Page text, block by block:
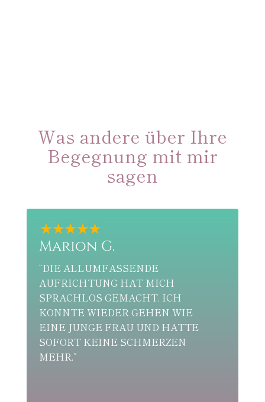
Was andere über Ihre
Begegnung mit mir
sagen
Jana I.
“DANKE FÜR DIESES KRASSE
ERLEBNIS NADINE. ICH BIN SEHR
DANKBAR UND MUSSTE DAS
ERSTMAL ALLES VERARBEITEN.
ICH LAUFE WIEDER
AUSGEGLICHEN UND HAB VIEL
MEHR STANDHAFTIGKEIT IN